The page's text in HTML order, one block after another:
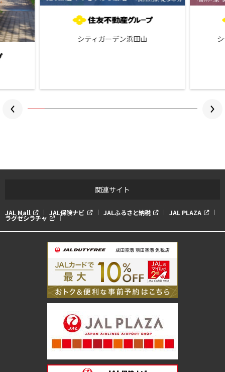
シティガーデン浜田山
関連サイト
JAL Mall JAL保険ナビ JALふるさと納税 JAL PLAZA
ラグゼシラチャ